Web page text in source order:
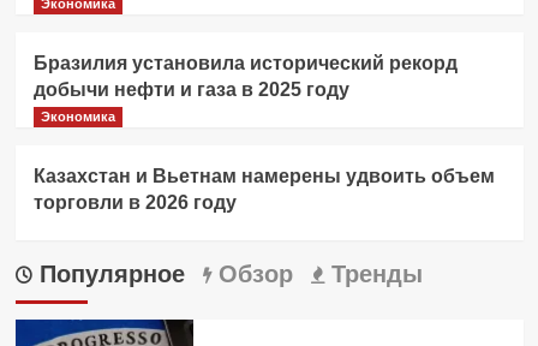
Экономика
Бразилия установила исторический рекорд
добычи нефти и газа в 2025 году
Экономика
Казахстан и Вьетнам намерены удвоить объем
торговли в 2026 году
Популярное Обзор Тренды